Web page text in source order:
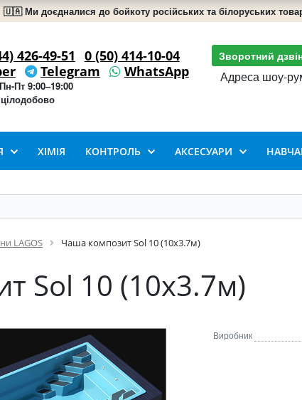
🇺🇦 Ми доєдналися до бойкоту російських та білоруських
426-49-51
0 (50) 414-10-04
Telegram WhatsApp
Пн-Пт 9:00–19:00
цілодобово
Зворотний
Адреса шоу-
ХІМІЯ КОНТРОЛЬ АКСЕСУАРИ
LAGOS Чаша композит Sol 10 (10х3.7м)
Sol 10 (10х3.7м)
Виробник